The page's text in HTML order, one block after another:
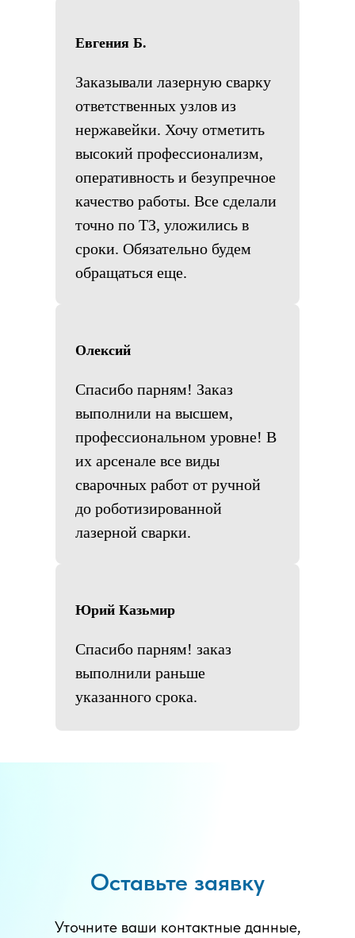
Евгения Б.
Заказывали лазерную сварку
ответственных узлов из
нержавейки. Хочу отметить
высокий профессионализм,
оперативность и безупречное
качество работы. Все сделали
точно по ТЗ, уложились в
сроки. Обязательно будем
обращаться еще.
Олексий
Спасибо парням! Заказ
выполнили на высшем,
профессиональном уровне! В
их арсенале все виды
сварочных работ от ручной
до роботизированной
лазерной сварки.
Юрий Казьмир
Спасибо парням! заказ
выполнили раньше
указанного срока.
Оставьте заявку
Уточните ваши контактные данные,